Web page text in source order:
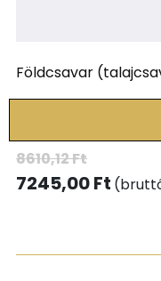
Földcsavar
8610,12Ft
7245,00Ft